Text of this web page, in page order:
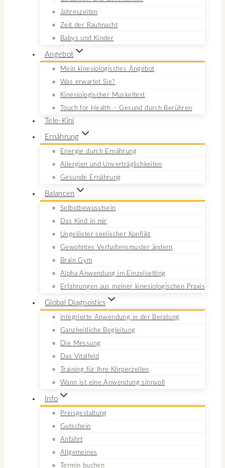
Jahreszeiten
Zeit der Rauhnacht
Babys und Kinder
Angebot
Mein kinesiologisches Angebot
Was erwartet Sie?
Kinesiologischer Muskeltest
Touch for Health – Gesund durch Berühren
Tele-Kini
Ernährung
Energie durch Ernährung
Allergien und Unverträglichkeiten
Gesunde Ernährung
Balancen
Selbstbewusstsein
Das Kind in mir
Ungelöster seelischer Konflikt
Gewohntes Verhaltensmuster ändern
Brain Gym
Alpha Anwendung im Einzelsetting
Erfahrungen aus meiner kinesiologischen Praxis
Global Diagnostics
Integrierte Anwendung in der Beratung
Ganzheitliche Begleitung
Die Messung
Das Vitalfeld
Training für Ihre Körperzellen
Wann ist eine Anwendung sinnvoll
Info
Preisgestaltung
Gutschein
Anfahrt
Allgemeines
Termin buchen